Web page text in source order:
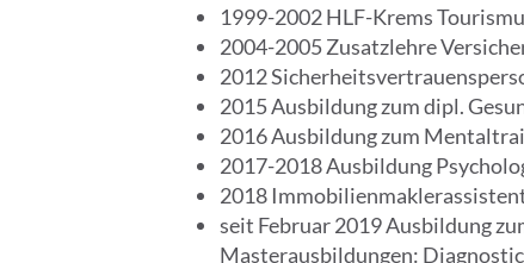
1999-2002 HLF-Krems
2004-2005 Zusatzlehre
2012
2015 Ausbildung zum dipl.
2016 Ausbildung zum
2017-2018 Ausbildung
2018
seit Februar 2019 Ausbildung
Masterausbildungen: